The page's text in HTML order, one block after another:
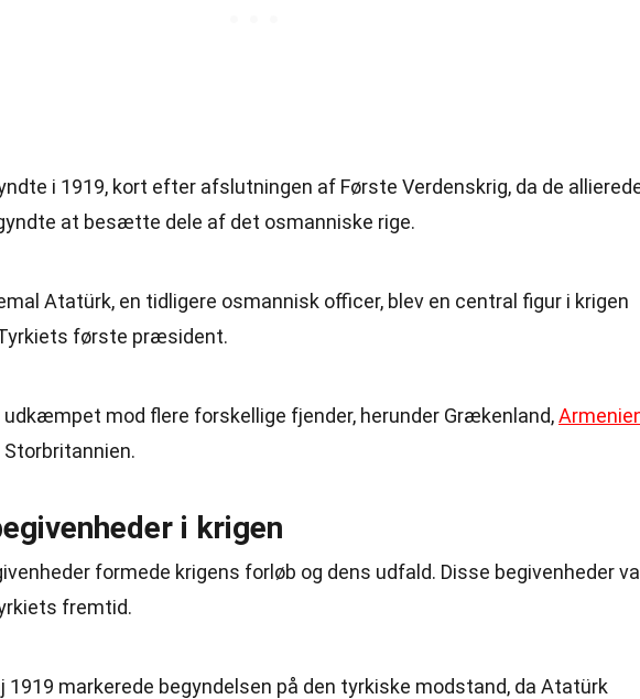
i 1919, kort efter afslutningen af Første Verdenskrig, da de
at besætte dele af det osmanniske rige.
Atatürk, en tidligere osmannisk officer, blev en central figur i krigen
første præsident.
udkæmpet mod flere forskellige fjender, herunder Grækenland,
Storbritannien.
i krigen
formede krigens forløb og dens udfald. Disse begivenheder
fremtid.
1919 markerede begyndelsen på den tyrkiske modstand, da Atatürk